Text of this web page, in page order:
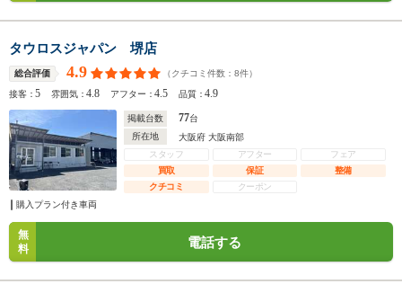
タウロスジャパン 堺店
総合評価 4.9 （クチコミ件数： 8件）
接客：5 雰囲気：4.8 アフター：4.5 品質：4.9
掲載台数 77台
所在地
大阪府 大阪南部
スタッフ
アフター
フェア
買取
保証
整備
クチコミ
クーポン
購入プラン付き車両
無
料
電話する